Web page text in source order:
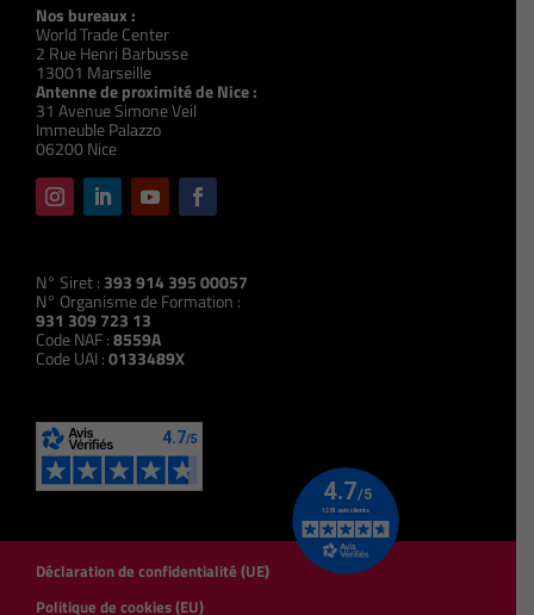
Nos bureaux :
World Trade Center
2 Rue Henri Barbusse
13001 Marseille
Antenne de proximité de Nice :
31 Avenue Simone Veil
Immeuble Palazzo
06200 Nice
N° Siret : 393 914 395 00057
N° Organisme de Formation :
931 309 723 13
Code NAF :8559A
Code UAI :0133489X
Déclaration de confidentialité (UE)
Politique de cookies (EU)